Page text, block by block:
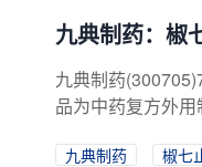
九典制药：椒
九典制药
品为中药复方外
九典制药
椒七